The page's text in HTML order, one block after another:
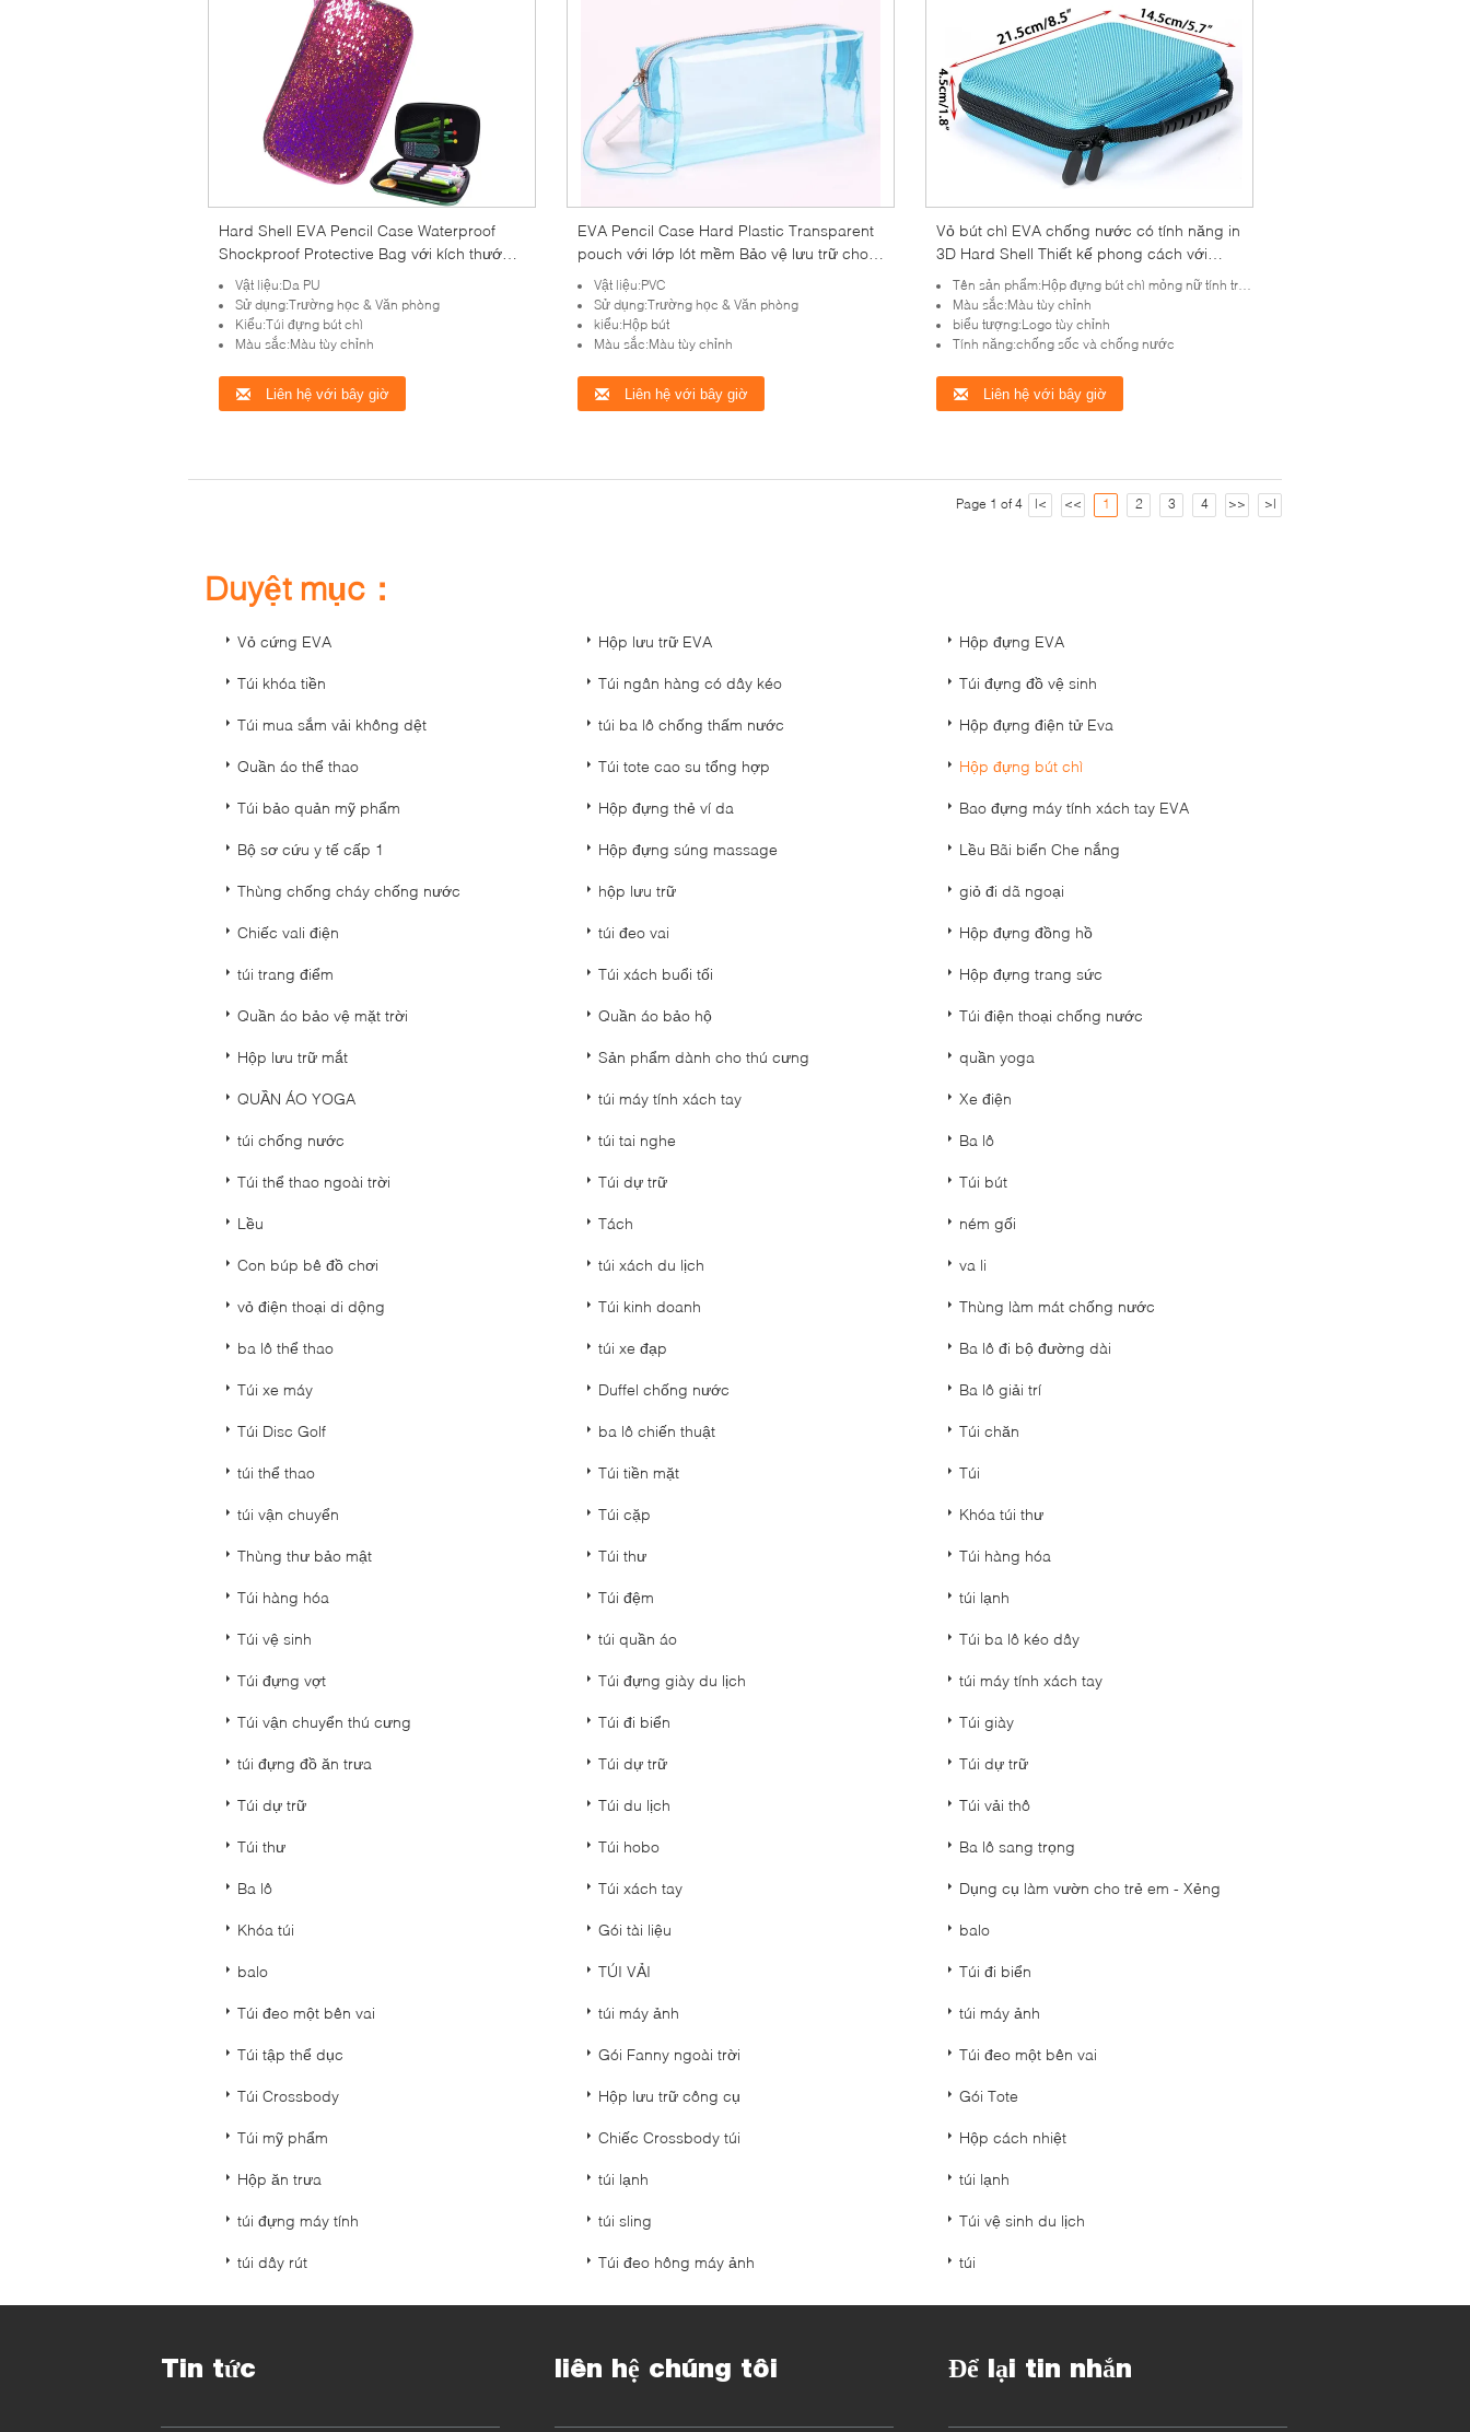
Hard Shell EVA Pencil Case Waterproof
Shockproof Protective Bag với kích thước
tùy chỉnh và tùy chọn màu Pantone cho
trường học
Vật liệu:Da PU
Sử dụng:Trường học & Văn phòng
Kiểu:Túi đựng bút chì
Màu sắc:Màu tùy chỉnh
Liên hệ với bây giờ
EVA Pencil Case Hard Plastic Transparent
pouch với lớp lót mềm Bảo vệ lưu trữ cho
bút chì bút chì và đồ văn phòng nhỏ
Vật liệu:PVC
Sử dụng:Trường học & Văn phòng
kiểu:Hộp bút
Màu sắc:Màu tùy chỉnh
Liên hệ với bây giờ
Vỏ bút chì EVA chống nước có tính năng in
3D Hard Shell Thiết kế phong cách với
nhiều tùy chọn màu sắc và kích thước tùy
chỉnh
Tên sản phẩm:Hộp đựng bút chì mỏng nữ tính trơn EVA được cá nhân hóa giá rẻ
Màu sắc:Màu tùy chỉnh
biểu tượng:Logo tùy chỉnh
Tính năng:chống sốc và chống nước
Liên hệ với bây giờ
Page 1 of 4 |< << 1 2 3 4 >> >|
Duyệt mục：
Vỏ cứng EVA Hộp lưu trữ EVA Hộp đựng EVA
Túi khóa tiền Túi ngân hàng có dây kéo Túi đựng đồ vệ sinh
Túi mua sắm vải không dệt túi ba lô chống thấm nước Hộp đựng điện tử Eva
Quần áo thể thao Túi tote cao su tổng hợp Hộp đựng bút chì
Túi bảo quản mỹ phẩm Hộp đựng thẻ ví da Bao đựng máy tính xách tay EVA
Bộ sơ cứu y tế cấp 1 Hộp đựng súng massage Lều Bãi biển Che nắng
Thùng chống cháy chống nước hộp lưu trữ giỏ đi dã ngoại
Chiếc vali điện túi đeo vai Hộp đựng đồng hồ
túi trang điểm Túi xách buổi tối Hộp đựng trang sức
Quần áo bảo vệ mặt trời Quần áo bảo hộ Túi điện thoại chống nước
Hộp lưu trữ mắt Sản phẩm dành cho thú cưng quần yoga
QUẦN ÁO YOGA túi máy tính xách tay Xe điện
túi chống nước túi tai nghe Ba lô
Túi thể thao ngoài trời Túi dự trữ Túi bút
Lều Tách ném gối
Con búp bê đồ chơi túi xách du lịch va li
vỏ điện thoại di dộng Túi kinh doanh Thùng làm mát chống nước
ba lô thể thao túi xe đạp Ba lô đi bộ đường dài
Túi xe máy Duffel chống nước Ba lô giải trí
Túi Disc Golf ba lô chiến thuật Túi chăn
túi thể thao Túi tiền mặt Túi
túi vận chuyển Túi cặp Khóa túi thư
Thùng thư bảo mật Túi thư Túi hàng hóa
Túi hàng hóa Túi đệm túi lạnh
Túi vệ sinh túi quần áo Túi ba lô kéo dây
Túi đựng vợt Túi đựng giày du lịch túi máy tính xách tay
Túi vận chuyển thú cưng Túi đi biển Túi giày
túi đựng đồ ăn trưa Túi dự trữ Túi dự trữ
Túi dự trữ Túi du lịch Túi vải thô
Túi thư Túi hobo Ba lô sang trọng
Ba lô Túi xách tay Dụng cụ làm vườn cho trẻ em - Xẻng
Khóa túi Gói tài liệu balo
balo TÚI VẢI Túi đi biển
Túi đeo một bên vai túi máy ảnh túi máy ảnh
Túi tập thể dục Gói Fanny ngoài trời Túi đeo một bên vai
Túi Crossbody Hộp lưu trữ công cụ Gói Tote
Túi mỹ phẩm Chiếc Crossbody túi Hộp cách nhiệt
Hộp ăn trưa túi lạnh túi lạnh
túi đựng máy tính túi sling Túi vệ sinh du lịch
túi dây rút Túi đeo hông máy ảnh túi
Tin tức liên hệ chúng tôi Để lại tin nhắn